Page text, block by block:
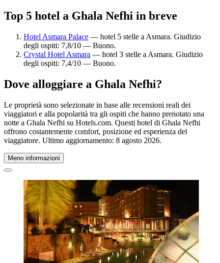
Top 5 hotel a Ghala Nefhi in breve
Hotel Asmara Palace — hotel 5 stelle a Asmara. Giudizio
degli ospiti: 7,8/10 — Buono.
Crystal Hotel Asmara — hotel 3 stelle a Asmara. Giudizio
degli ospiti: 7,4/10 — Buono.
Dove alloggiare a Ghala Nefhi?
Le proprietà sono selezionate in base alle recensioni reali dei
viaggiatori e alla popolarità tra gli ospiti che hanno prenotato una
notte a Ghala Nefhi su Hotels.com. Questi hotel di Ghala Nefhi
offrono costantemente comfort, posizione ed esperienza del
viaggiatore. Ultimo aggiornamento: 8 agosto 2026.
Meno informazioni